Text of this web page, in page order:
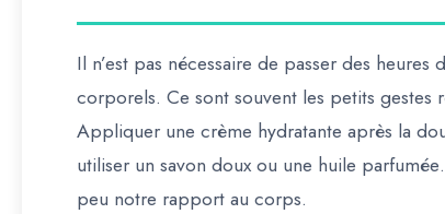
Il n’est pas nécessaire de passer des
corporels. Ce sont souvent les petits gestes
Appliquer une crème hydratante après la
utiliser un savon doux ou une huile
peu notre rapport au corps.